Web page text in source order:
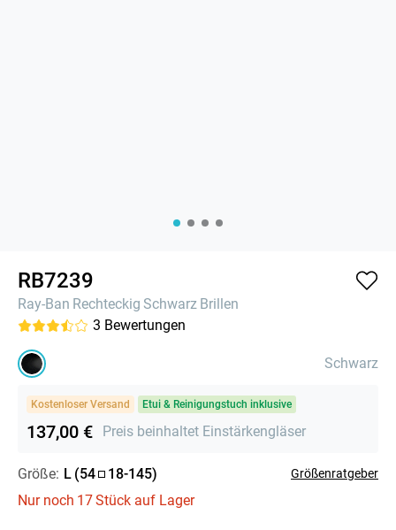
RB7239
Ray-Ban Rechteckig Schwarz Brillen
3 Bewertungen
Schwarz
Kostenloser Versand Etui & Reinigungstuch inklusive
137,00 € Preis beinhaltet Einstärkengläser
Größe: L (54 18-145) Größenratgeber
Nur noch 17Stück auf Lager